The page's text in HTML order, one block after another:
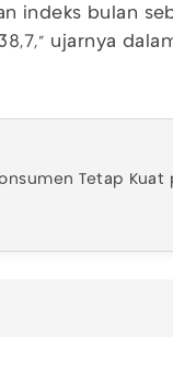
indeks bulan
ujarnya
Tetap Kuat